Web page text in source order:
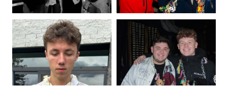
Photo
de
Marie
Collard
Photo
Achille
Defoy